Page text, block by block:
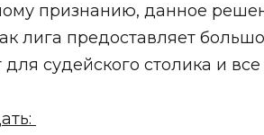
признанию, данное
лига предоставляет
судейского столика и